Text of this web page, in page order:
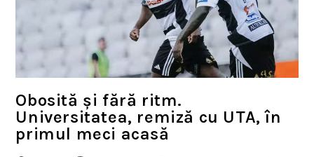
Obosită și fără ritm.
Universitatea, remiză cu UTA, în
primul meci acasă